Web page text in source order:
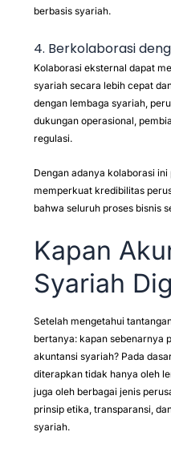
berbasis syariah.
4. Berkolaborasi
Kolaborasi eksternal dapat
syariah secara lebih cepat
dengan lembaga syariah,
dukungan operasional,
regulasi.
Dengan adanya kolaborasi
memperkuat kredibilitas
bahwa seluruh proses bisnis
Kapan
Syariah
Setelah mengetahui
bertanya: kapan sebenarnya
akuntansi syariah? Pada
diterapkan tidak hanya oleh
juga oleh berbagai jenis
prinsip etika, transparansi,
syariah.